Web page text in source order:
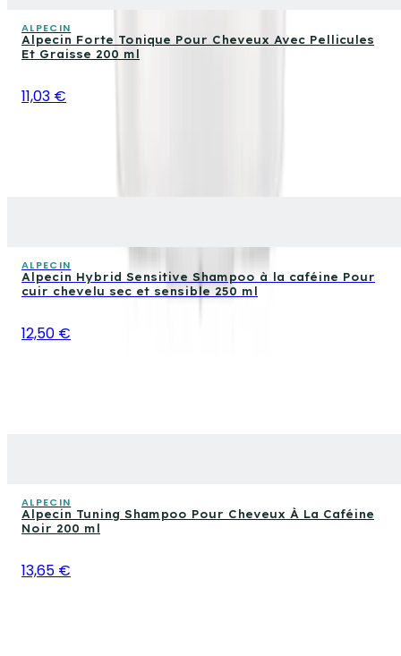
ALPECIN
Alpecin Forte Tonique Pour Cheveux Avec Pellicules
Et Graisse 200 ml
11,03 €
ALPECIN
Alpecin Hybrid Sensitive Shampoo à la caféine Pour
cuir chevelu sec et sensible 250 ml
12,50 €
ALPECIN
Alpecin Tuning Shampoo Pour Cheveux À La Caféine
Noir 200 ml
13,65 €